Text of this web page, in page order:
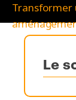
Transformer
Le
Une